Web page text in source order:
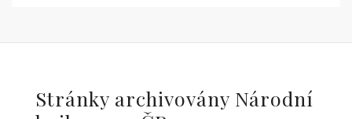
Stránky archivovány Národní